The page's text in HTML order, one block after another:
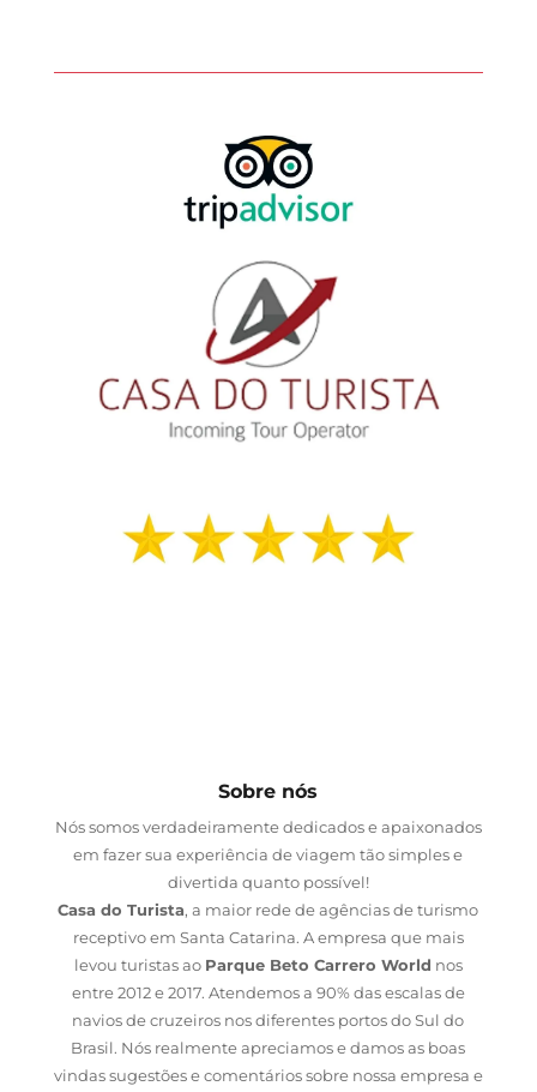
Sobre nós
Nós somos verdadeiramente dedicados e apaixonados
em fazer sua experiência de viagem tão simples e
divertida quanto possível!
Casa do Turista, a maior rede de agências de turismo
receptivo em Santa Catarina. A empresa que mais
levou turistas ao Parque Beto Carrero World nos
entre 2012 e 2017. Atendemos a 90% das escalas de
navios de cruzeiros nos diferentes portos do Sul do
Brasil. Nós realmente apreciamos e damos as boas
vindas sugestões e comentários sobre nossa empresa e